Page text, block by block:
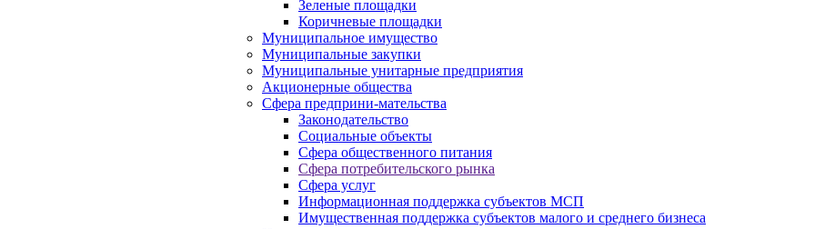
Зеленые площадки
Коричневые площадки
Муниципальное имущество
Муниципальные закупки
Муниципальные унитарные предприятия
Акционерные общества
Сфера предприни-мательства
Законодательство
Социальные объекты
Сфера общественного питания
Сфера потребительского рынка
Сфера услуг
Информационная поддержка субъектов МСП
Имущественная поддержка субъектов малого и среднего бизнеса